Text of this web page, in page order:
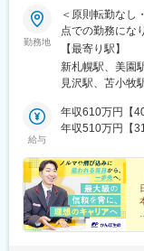
小禄駅、宮の
園駅、青物横丁
駅、久里浜駅、
生駅、矢田駅(
駅、西梅田駅、
天神川駅、朝倉
駅、井野駅(千葉
(東京都)、高島
崎駅、高須神社
勤務地
＜原則転勤なし
点での勤務にな
んぽサービス部
岩手県、宮城県
栃木県、群馬県
ア：富山県、石
県、三重県■近
根県■四国エリ
ア：福岡県、佐
県■沖縄エリア
ン歓迎※基本的
※配属先のかん
【最寄り駅】
新札幌駅、美園
見沢駅、苫小牧
駅、津軽五所川
駅、二戸駅、一
駅(宮城県)、く
駅、東大館駅、
形駅、米沢駅、
駅、長井駅、白
駅、磐城石川駅
給与
年収610万円【40
年収510万円【31